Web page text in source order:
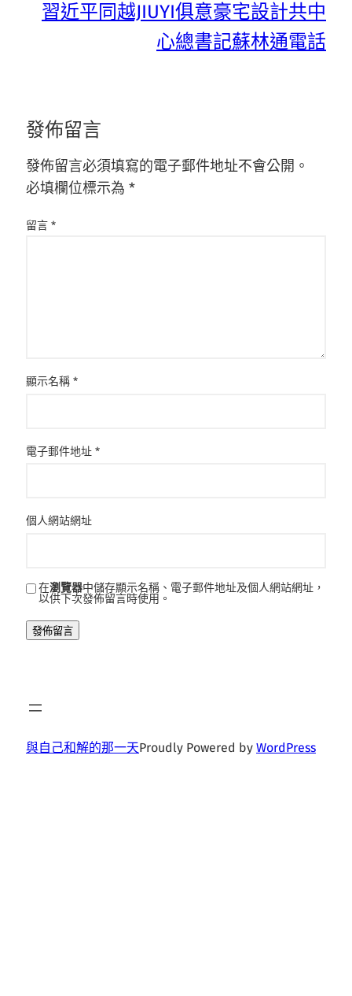
習近平同越JIUYI俱意豪宅設計共中
心總書記蘇林通電話
發佈留言
發佈留言必須填寫的電子郵件地址不會公開。
必填欄位標示為 *
留言 *
顯示名稱 *
電子郵件地址 *
個人網站網址
在瀏覽器中儲存顯示名稱、電子郵件地址及個人網站網址，
以供下次發佈留言時使用。
與自己和解的那一天Proudly Powered by WordPress